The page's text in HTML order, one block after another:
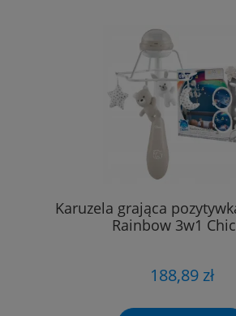
Karuzela grająca
Rainbow 3w1
188,89 zł